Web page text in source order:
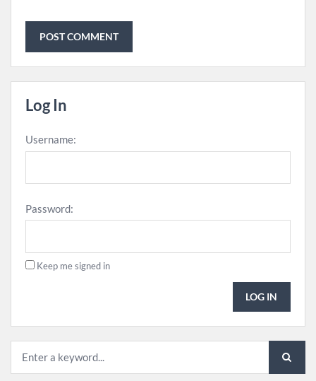
Log In
Username:
Password:
Keep me signed in
LOG IN